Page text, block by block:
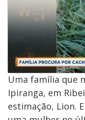
Uma família que
Ipiranga, em
estimação, Lion.